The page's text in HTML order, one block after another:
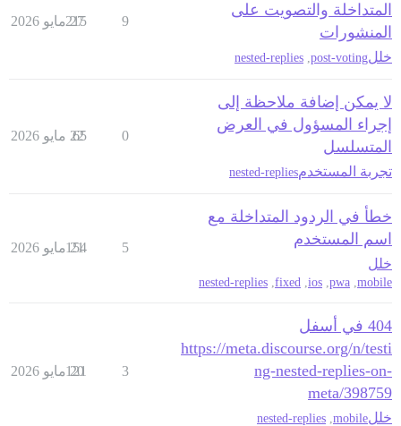
المتداخلة والتصويت على
المنشورات
خللpost-voting
nested-replies
9
215
27 مايو 2026
لا يمكن إضافة ملاحظة إلى
إجراء المسؤول في العرض
المتسلسل
تجربة المستخدمnested-replies
0
65
22 مايو 2026
خطأ في الردود المتداخلة مع
اسم المستخدم
خلل
mobile
,
pwa
,
ios
,
fixed
,
nested-replies
5
154
21 مايو 2026
404 في أسفل
https://meta.discourse.org/n/testi
ng-nested-replies-on-
meta/398759
خللmobile
nested-replies
3
121
20 مايو 2026